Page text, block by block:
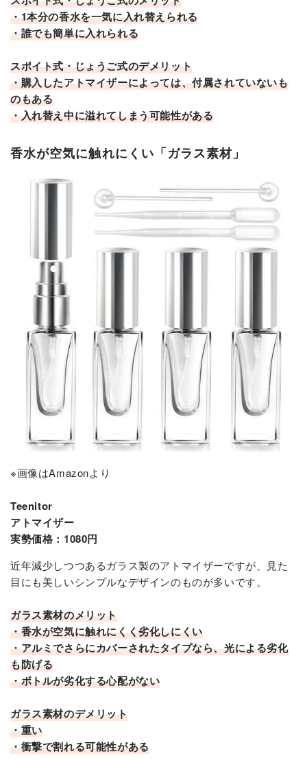
・1本分の香水を一気に入れ替えられる
・誰でも簡単に入れられる
スポイト式・じょうご式のデメリット
・購入したアトマイザーによっては、付属されていないも
のもある
・入れ替え中に溢れてしまう可能性がある
香水が空気に触れにくい「ガラス素材」
※画像はAmazonより
Teenitor
アトマイザー
実勢価格：1080円
近年減少しつつあるガラス製のアトマイザーですが、見た
目にも美しいシンプルなデザインのものが多いです。
ガラス素材のメリット
・香水が空気に触れにくく劣化しにくい
・アルミでさらにカバーされたタイプなら、光による劣化
も防げる
・ボトルが劣化する心配がない
ガラス素材のデメリット
・重い
・衝撃で割れる可能性がある